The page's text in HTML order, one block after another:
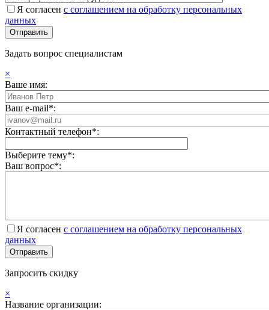
Я согласен с соглашением на обработку персональных
данных
Задать вопрос специалистам
×
Ваше имя:
Ваш e-mail*:
Контактный телефон*:
Выберите тему*:
Ваш вопрос*:
Я согласен с соглашением на обработку персональных
данных
Запросить скидку
×
Название организации: